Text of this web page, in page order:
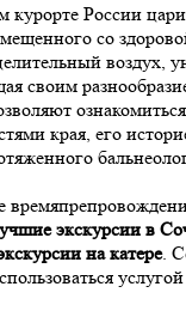
России
со
воздух,
своим
края, его
экскурсии в
на катере.